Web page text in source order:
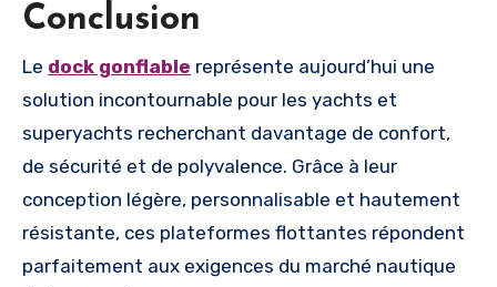
Conclusion
Le dock gonflable représente aujourd’hui une
solution incontournable pour les yachts et
superyachts recherchant davantage de confort,
de sécurité et de polyvalence. Grâce à leur
conception légère, personnalisable et hautement
résistante, ces plateformes flottantes répondent
parfaitement aux exigences du marché nautique